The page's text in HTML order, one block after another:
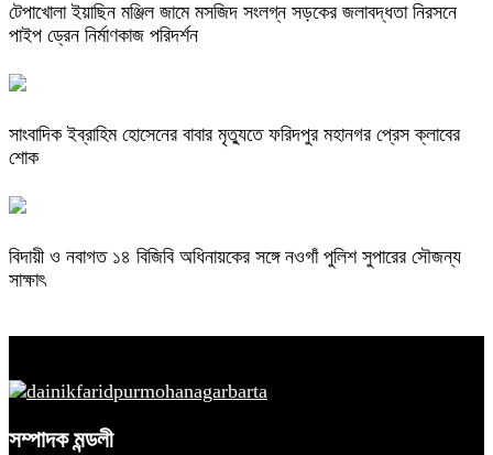
টেপাখোলা ইয়াছিন মঞ্জিল জামে মসজিদ সংলগ্ন সড়কের জলাবদ্ধতা নিরসনে
পাইপ ড্রেন নির্মাণকাজ পরিদর্শন
সাংবাদিক ইব্রাহিম হোসেনের বাবার মৃত্যুতে ফরিদপুর মহানগর প্রেস ক্লাবের
শোক
বিদায়ী ও নবাগত ১৪ বিজিবি অধিনায়কের সঙ্গে নওগাঁ পুলিশ সুপারের সৌজন্য
সাক্ষাৎ
সম্পাদক মন্ডলী